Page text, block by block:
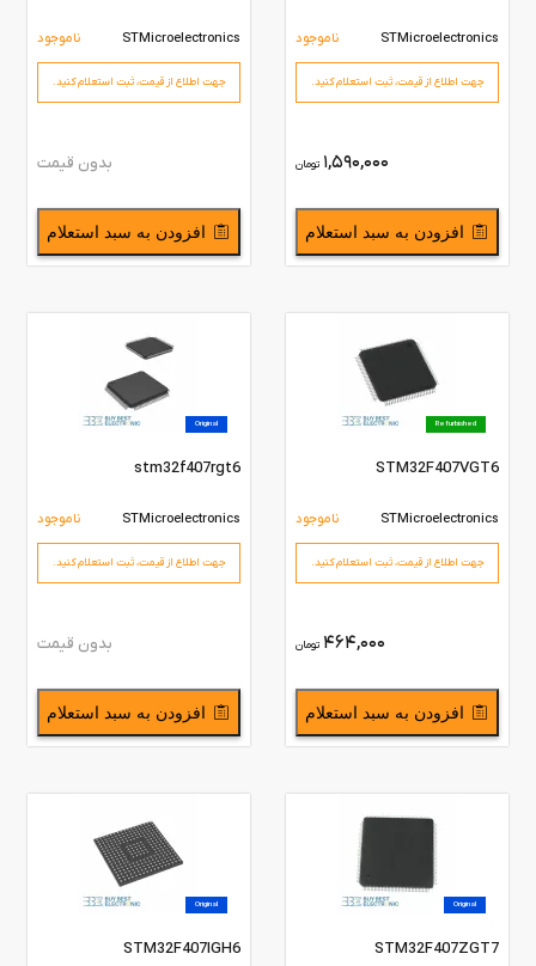
STMicroelectronics ناموجود
جهت اطلاع از قیمت،‌ ثبت استعلام کنید.
1,590,000 تومان
افزودن به سبد استعلام
STMicroelectronics ناموجود
جهت اطلاع از قیمت،‌ ثبت استعلام کنید.
بدون قیمت
افزودن به سبد استعلام
Refurbished
STM32F407VGT6
STMicroelectronics ناموجود
جهت اطلاع از قیمت،‌ ثبت استعلام کنید.
464,000 تومان
افزودن به سبد استعلام
Original
stm32f407rgt6
STMicroelectronics ناموجود
جهت اطلاع از قیمت،‌ ثبت استعلام کنید.
بدون قیمت
افزودن به سبد استعلام
Original
STM32F407ZGT7
Original
STM32F407IGH6